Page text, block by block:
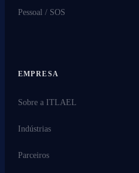
Pessoal / SOS
EMPRESA
Sobre a ITLAEL
Indústrias
Parceiros